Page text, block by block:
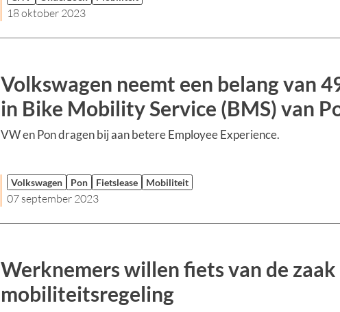
18 oktober 2023
Volkswagen neemt een belang van
in Bike Mobility Service (BMS) van
VW en Pon dragen bij aan betere Employee Experience.
Volkswagen Pon Fietslease Mobiliteit
07 september 2023
Werknemers willen fiets van de zaak
mobiliteitsregeling